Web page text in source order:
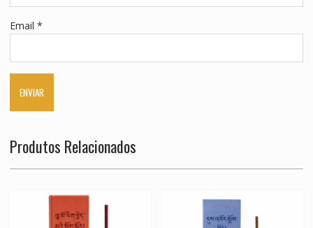
Email *
Produtos Relacionados